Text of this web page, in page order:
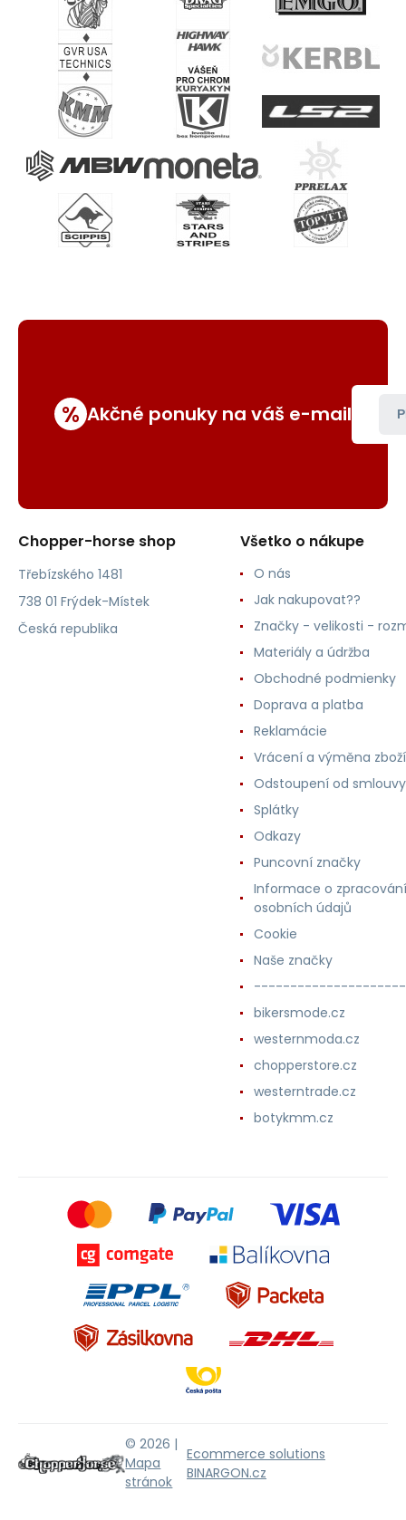
% Akčné ponuky na váš e-mail
Chopper-horse shop
Třebízského 1481
738 01 Frýdek-Místek
Česká republika
Všetko o nákupe
O nás
Jak nakupovat??
Značky - velikosti -
Materiály a údržba
Obchodné podmienky
Doprava a platba
Reklamácie
Vrácení a výměna zboží
Odstoupení od smlouvy
Splátky
Odkazy
Puncovní značky
Informace o zpracování
osobních údajů
Cookie
Naše značky
bikersmode.cz
westernmoda.cz
chopperstore.cz
westerntrade.cz
botykmm.cz
© 2026 |
Mapa
stránok
Ecommerce solutions
BINARGON.cz